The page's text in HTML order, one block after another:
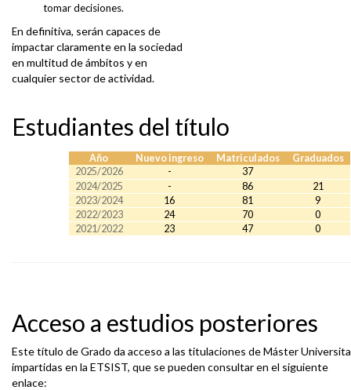
tomar decisiones.
En definitiva, serán capaces de
impactar claramente en la sociedad
en multitud de ámbitos y en
cualquier sector de actividad.
Estudiantes del título
Año Nuevo ingreso Matriculados
Graduados
2025/2026
-
37
2024/2025
- 86
21
2023/2024
16 81
9
2022/2023
24 70
0
2021/2022
23 47 0
Acceso a estudios posteriores
Este título de Grado da acceso a las titulaciones de Máster
impartidas en la ETSIST, que se pueden consultar en el siguiente
enlace: